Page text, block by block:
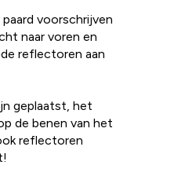
voorschrijven
naar voren en
reflectoren aan
geplaatst, het
de benen van het
reflectoren